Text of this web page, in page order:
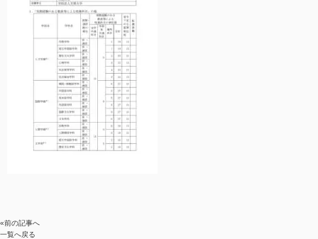
«前の記事へ
一覧へ戻る